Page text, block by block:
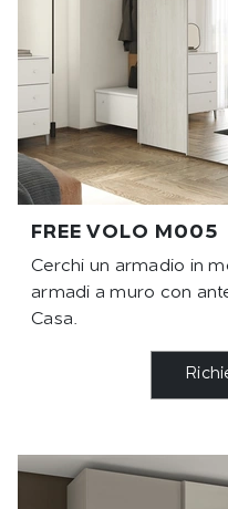
FREE VOLO M005
Cerchi un armadio in
armadi a muro con
Casa.